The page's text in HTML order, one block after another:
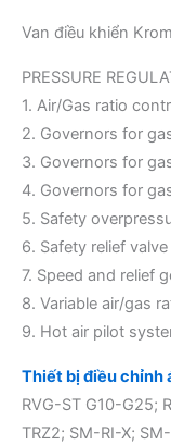
Van điều khiển
PRESSURE
1. Air/Gas ratio
2. Governors for
3. Governors for
4. Governors for
5. Safety
6. Safety relief valve
7. Speed and relief
8. Variable air/gas
9. Hot air pilot
Thiết bị điều chỉnh
RVG-ST G10-G25;
TRZ2; SM-RI-X;